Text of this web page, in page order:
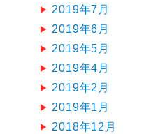
2019年7月
2019年6月
2019年5月
2019年4月
2019年2月
2019年1月
2018年12月